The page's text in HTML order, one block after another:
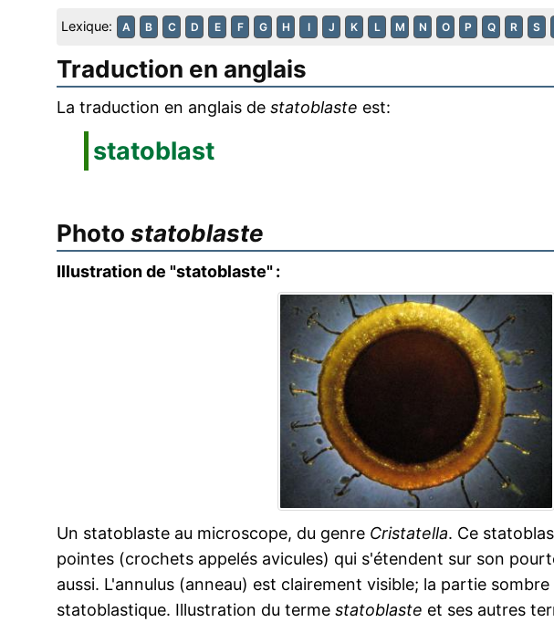
Lexique: A B C D E F G H I J K L M N O P Q R S
Traduction en anglais
La traduction en anglais de statoblaste est:
statoblast
Photo statoblaste
Illustration de "statoblaste" :
Un statoblaste au microscope, du genre Cristatella. Ce
pointes (crochets appelés avicules) qui s'étendent sur son
aussi. L'annulus (anneau) est clairement visible; la partie
statoblastique. Illustration du terme statoblaste et ses autres